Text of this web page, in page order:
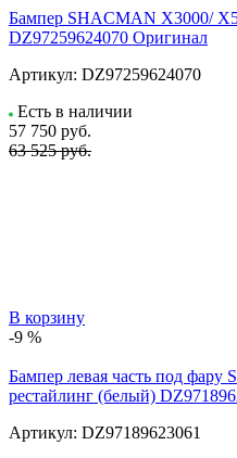
Бампер SHACMAN X3000/
DZ97259624070 Оригинал
Артикул: DZ97259624070
Есть в наличии
57 750 руб.
63 525 руб.
В корзину
-9 %
Бампер левая часть под
рестайлинг (белый)
Артикул: DZ97189623061